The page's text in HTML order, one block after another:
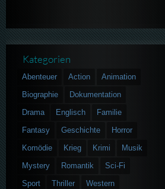
Kategorien
Abenteuer Action
Animation
Biographie
Dokumentation
Drama
Englisch
Familie
Fantasy
Geschichte
Horror
Komödie
Krieg Krimi
Musik
Mystery
Romantik
Sci-Fi
Sport
Thriller
Western